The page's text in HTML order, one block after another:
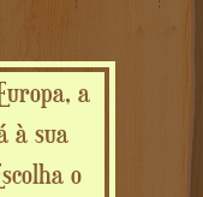
a
à sua
o